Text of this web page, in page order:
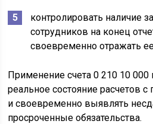
контролировать наличие
сотрудников на конец
своевременно отражать
Применение счета 0 210 10 000
реальное состояние расчетов
и своевременно выявлять
просроченные обязательства.